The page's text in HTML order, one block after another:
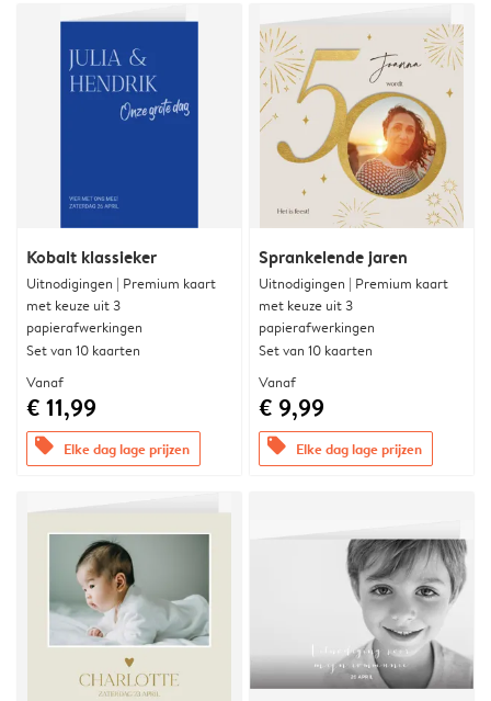
Kobalt klassieker
Uitnodigingen | Premium kaart
met keuze uit 3
papierafwerkingen
Set van 10 kaarten
Vanaf
€ 11,99
offers Elke dag lage prijzen
Sprankelende jaren
Uitnodigingen | Premium kaart
met keuze uit 3
papierafwerkingen
Set van 10 kaarten
Vanaf
€ 9,99
offers Elke dag lage prijzen